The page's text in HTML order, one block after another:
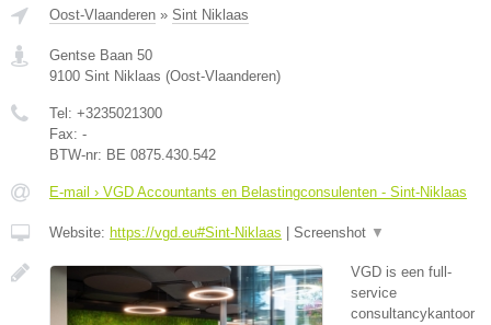
Oost-Vlaanderen » Sint Niklaas
Gentse Baan 50
9100 Sint Niklaas (Oost-Vlaanderen)
Tel: +3235021300
Fax: -
BTW-nr: BE 0875.430.542
E-mail › VGD Accountants en Belastingconsulenten - Sint-Niklaas
Website: https://vgd.eu#Sint-Niklaas Screenshot ▼
VGD is een full-
service
consultancykantoor